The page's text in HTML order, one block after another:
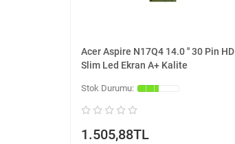
Acer Aspire N17Q4 14.0 '' 30 Pin HD
Slim Led Ekran A+ Kalite
1.505,88TL